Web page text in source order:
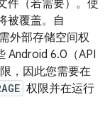
件（若需要）。使
被覆盖。自
外部存储空间权
Android 6.0（API
，因此您需要在
权限并在运行